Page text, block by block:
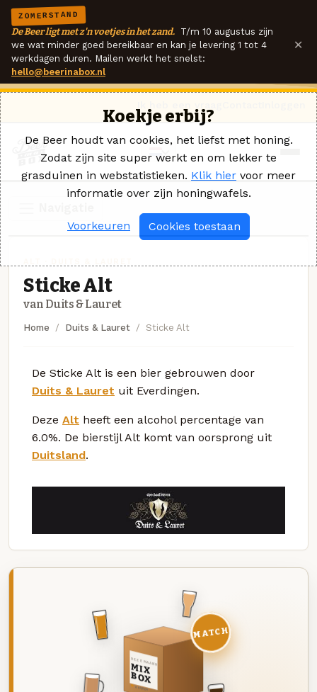
ZOMERSTAND
De Beer ligt met z'n voetjes in het zand. T/m 10 augustus zijn
we wat minder goed bereikbaar en kan je levering 1 tot 4
werkdagen duren. Mailen werkt het snelst:
hello@beerinabox.nl
×
Sticke Alt
van Duits & Lauret
Home Duits & Lauret Sticke Alt
De Sticke Alt is een bier gebrouwen door
Duits & Lauret uit Everdingen.
Deze Alt heeft een alcohol percentage van
6.0%. De bierstijl Alt komt van oorsprong uit
Duitsland.
DEZE MAAND
MIX
BOX
8 BIEREN
MATCH
Koekje erbij?
De Beer houdt van cookies, het liefst met honing.
Zodat zijn site super werkt en om lekker te
grasduinen in webstatistieken. Klik hier voor meer
informatie over zijn honingwafels.
Voorkeuren Cookies toestaan